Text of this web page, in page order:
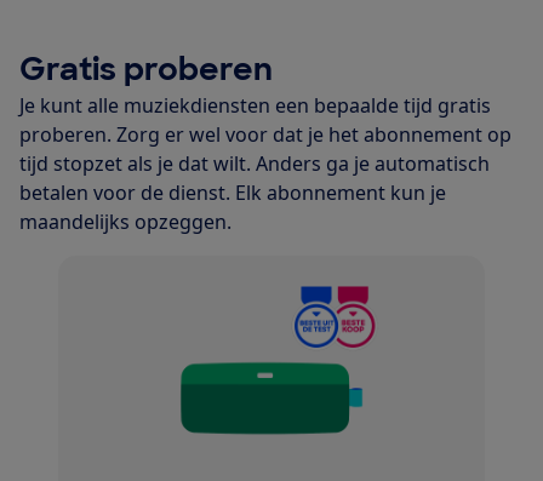
Gratis proberen
Je kunt alle muziekdiensten een bepaalde tijd gratis
proberen. Zorg er wel voor dat je het abonnement op
tijd stopzet als je dat wilt. Anders ga je automatisch
betalen voor de dienst. Elk abonnement kun je
maandelijks opzeggen.